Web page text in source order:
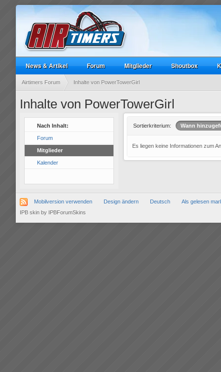
News & Artikel Forum Mitglieder Shoutbox
Airtimers Forum Inhalte von PowerTowerGirl
Inhalte von PowerTowerGirl
Nach Inhalt:
Forum
Mitglieder
Kalender
Sortierkriterium: Wann
Es liegen keine Informationen zum
Mobilversion verwenden Design ändern Deutsch
Als gelesen
IPB skin by IPBForumSkins